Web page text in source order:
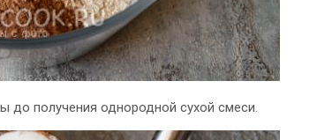
до получения однородной сухой смеси.